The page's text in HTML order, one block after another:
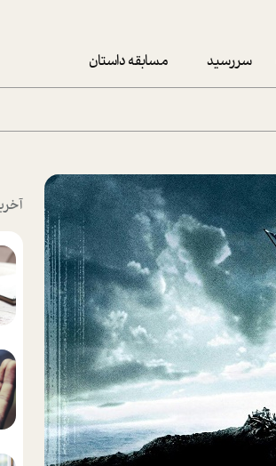
سررسید
پکيج نوروزي موفقيت
تقویم رومیزی
تقویم دیواری
مسابقه داستان